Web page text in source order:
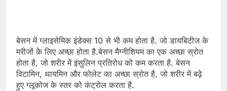
बेसन में ग्लाइसेमिक इंडेक्स 10 से भी कम होता है. जो डायबिटीज के
मरीजों के लिए अच्छा होता है.बेसन मैग्नीशियम का एक अच्छा स्रोत
होता है, जो शरीर में इंसुलिन प्रतिरोध को कम करता है. बेसन
विटामिन, थायमिन और फोलेट का अच्छा स्रोत है, जो शरीर में बढ़े
हुए ग्लूकोज के स्तर को कंट्रोल करता है.